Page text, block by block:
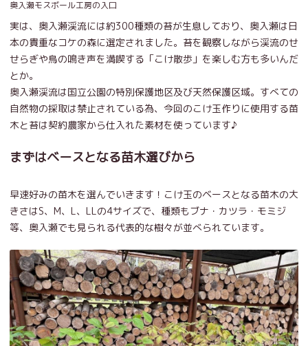
奥入瀬モスボール工房の入口
実は、奥入瀬渓流には約300種類の苔が生息しており、奥入瀬は日
本の貴重なコケの森に選定されました。苔を観察しながら渓流のせ
せらぎや鳥の鳴き声を満喫する「こけ散歩」を楽しむ方も多いんだ
とか。
奥入瀬渓流は国立公園の特別保護地区及び天然保護区域。すべての
自然物の採取は禁止されている為、今回のこけ玉作りに使用する苗
木と苔は契約農家から仕入れた素材を使っています♪
まずはベースとなる苗木選びから
早速好みの苗木を選んでいきます！こけ玉のベースとなる苗木の大
きさはS、M、L、LLの4サイズで、種類もブナ・カツラ・モミジ
等、奥入瀬でも見られる代表的な樹々が並べられています。